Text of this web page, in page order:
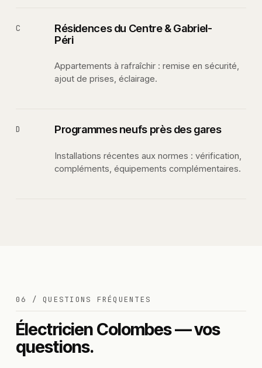
C
Résidences du Centre & Gabriel-
Péri
Appartements à rafraîchir : remise en sécurité,
ajout de prises, éclairage.
D Programmes neufs près des gares
Installations récentes aux normes : vérification,
compléments, équipements complémentaires.
06 / QUESTIONS FRÉQUENTES
Électricien Colombes — vos
questions.